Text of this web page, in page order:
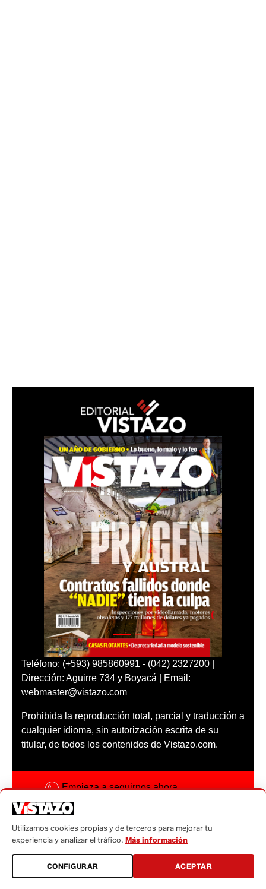
Teléfono: (+593) 985860991 - (042) 2327200 |
Dirección: Aguirre 734 y Boyacá | Email:
webmaster@vistazo.com
Prohibida la reproducción total, parcial y traducción a
cualquier idioma, sin autorización escrita de su
titular, de todos los contenidos de Vistazo.com.
Empieza a seguirnos ahora
Código ética
Sugerencias a:
sugerencias@vistazo.com
Utilizamos cookies propias y de terceros para mejorar tu
experiencia y analizar el tráfico. Más información
CONFIGURAR ACEPTAR